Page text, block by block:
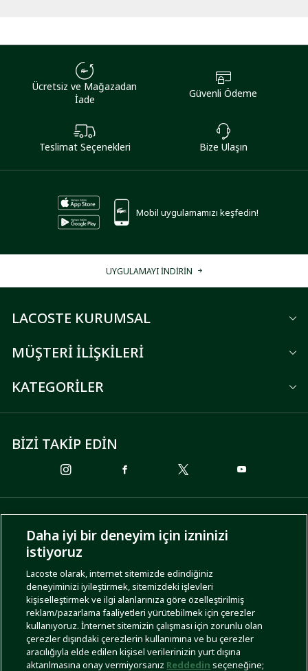
Ücretsiz ve Mağazadan
İade
Güvenli Ödeme
Teslimat Seçenekleri Bize Ulaşın
Mobil uygulamamızı keşfedin!
UYGULAMAYI İNDİRİN
LACOSTE KURUMSAL
MÜŞTERİ İLİŞKİLERİ
KATEGORİLER
BİZİ TAKİP EDİN
ÖDEME SEÇENEKLERİ
KARGO SEÇENEKLERİ
Daha iyi bir deneyim için izninizi
istiyoruz
Lacoste olarak, internet sitemizde edindiğiniz
deneyiminizi iyileştirmek, sitemizdeki işlevleri
kişiselleştirmek ve ilgi alanlarınıza göre özelleştirilmiş
reklam/pazarlama faaliyetleri yürütebilmek için çerezler
kullanıyoruz. İnternet sitemizin çalışması için zorunlu olan
çerezler dışındaki çerezlerin kullanımına ve bu çerezler
aracılığıyla elde edilen kişisel verilerinizin yurt dışına
aktarılmasına onay vermiyorsanız Reddedin seçeneğine;